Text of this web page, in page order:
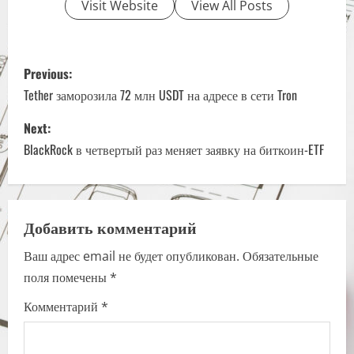
Visit Website View All Posts
P
o
s
t
n
a
v
i
g
Previous:
Tether заморозила 72 млн USDT на адресе в сети Tron
Next:
BlackRock в четвертый раз меняет заявку на биткоин-ETF
Добавить комментарий
Ваш адрес email не будет опубликован. Обязательные
поля помечены*
Комментарий *